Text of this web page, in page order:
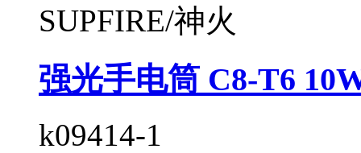
SUPFIRE/神火
强光手电筒 C8-T6
k09414-1